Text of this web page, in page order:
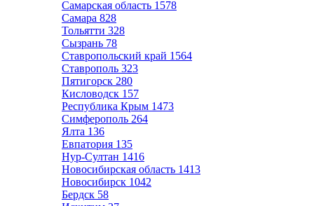
Самарская область 1578
Самара 828
Тольятти 328
Сызрань 78
Ставропольский край 1564
Ставрополь 323
Пятигорск 280
Кисловодск 157
Республика Крым 1473
Симферополь 264
Ялта 136
Евпатория 135
Нур-Султан 1416
Новосибирская область 1413
Новосибирск 1042
Бердск 58